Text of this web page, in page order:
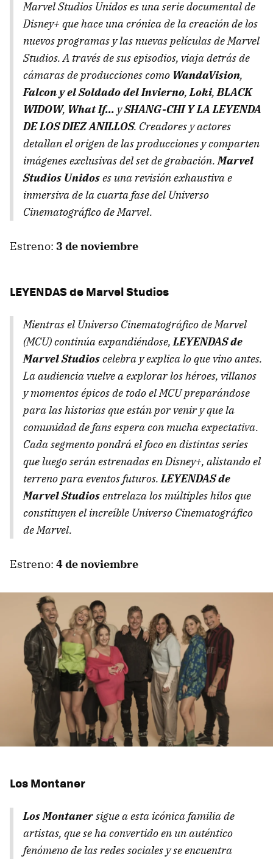
Marvel Studios Unidos es una serie documental de
Disney+ que hace una crónica de la creación de los
nuevos programas y las nuevas películas de Marvel
Studios. A través de sus episodios, viaja detrás de
cámaras de producciones como WandaVision,
Falcon y el Soldado del Invierno,Loki,BLACK
WIDOW, What If... ySHANG-CHI Y LA LEYENDA
DE LOS DIEZ ANILLOS. Creadores y actores
detallan el origen de las producciones y comparten
imágenes exclusivas del set de grabación.Marvel
Studios Unidoses una revisión exhaustiva e
inmersiva de la cuarta fase del Universo
Cinematográfico de Marvel.
Estreno: 3 de noviembre
LEYENDAS de Marvel Studios
Mientras el Universo Cinematográfico de Marvel
(MCU) continúa expandiéndose,LEYENDAS de
Marvel Studioscelebra y explica lo que vino antes.
La audiencia vuelve a explorar los héroes, villanos
y momentos épicos de todo el MCU preparándose
para las historias que están por venir y que la
comunidad de fans espera con mucha expectativa.
Cada segmento pondrá el foco en distintas series
que luego serán estrenadas en Disney+, alistando el
terreno para eventos futuros.LEYENDAS de
Marvel Studiosentrelaza los múltiples hilos que
constituyen el increíble Universo Cinematográfico
de Marvel.
Estreno: 4 de noviembre
Los Montaner
Los Montanersigue a esta icónica familia de
artistas, que se ha convertido en un auténtico
fenómeno de las redes sociales y se encuentra